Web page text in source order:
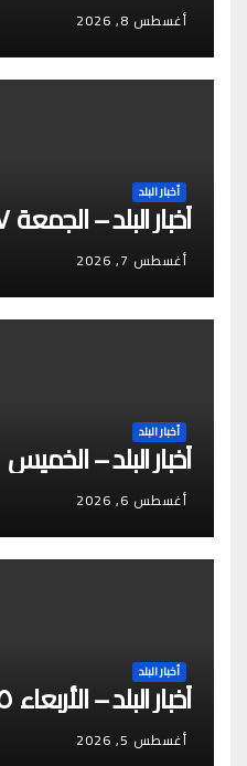
أغسطس 8, 2026
أخبار البلد
أخبار البلد – الجمعة ٧ أغسطس ٢٠٢٦م
أغسطس 7, 2026
أخبار البلد
أخبار البلد – الخميس ٦ أغسطس ٢٠٢٦م
أغسطس 6, 2026
أخبار البلد
أخبار البلد – الأربعاء ٥ أغسطس ٢٠٢٦م
أغسطس 5, 2026